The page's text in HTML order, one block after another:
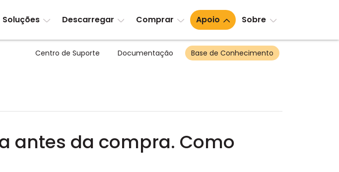
Soluções Descarregar Comprar Apoio Sobre
Centro de Suporte Documentação Base de Conhecimento
antes da compra. Como